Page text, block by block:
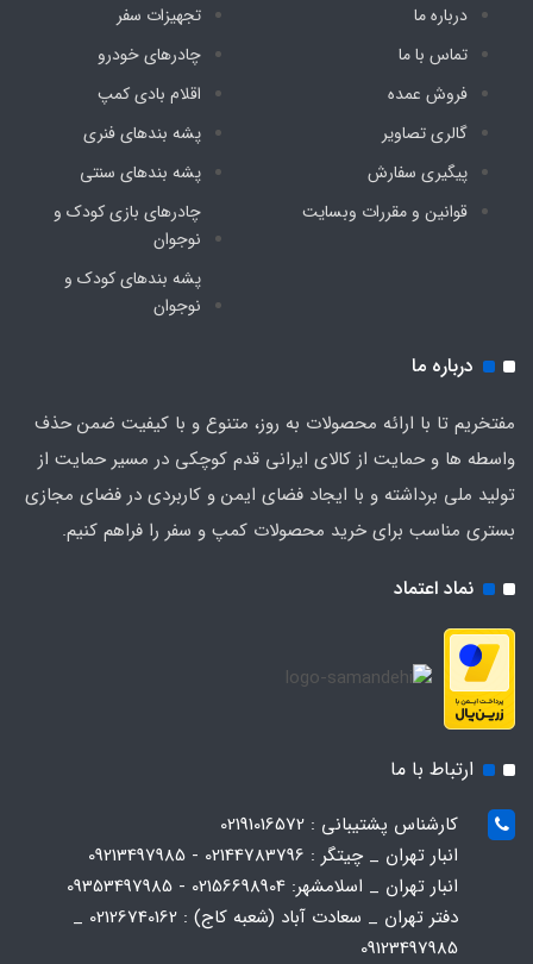
تعداد درب ورودی
نماد اعتماد
درباره ما
تماس با ما
فروش عمده
گالری تصاویر
پیگیری سفارش
قوانین و مقررات وبسایت
تجهیزات سفر
چادرهای خودرو
اقلام بادی کمپ
پشه‌ بندهای فنری
پشه‌ بندهای سنتی
چادرهای بازی کودک و
نوجوان
پشه‌ بندهای کودک و
نوجوان
درباره ما
مفتخریم تا با ارائه محصولات به روز، متنوع و با کیفیت ضمن حذف
واسطه ها و حمایت از کالای ایرانی قدم کوچکی در مسیر حمایت از
تولید ملی برداشته و با ایجاد فضای ایمن و کاربردی در فضای مجازی
بستری مناسب برای خرید محصولات کمپ و سفر را فراهم کنیم.
ارتباط با ما
کارشناس پشتیبانی : 02191016572
انبار تهران _ چیتگر : 02144783796 - 09213497985
انبار تهران _ اسلامشهر: 02156698904 - 09353497985
دفتر تهران _ سعادت آباد (شعبه کاج) : 02126740162 _
09123497985